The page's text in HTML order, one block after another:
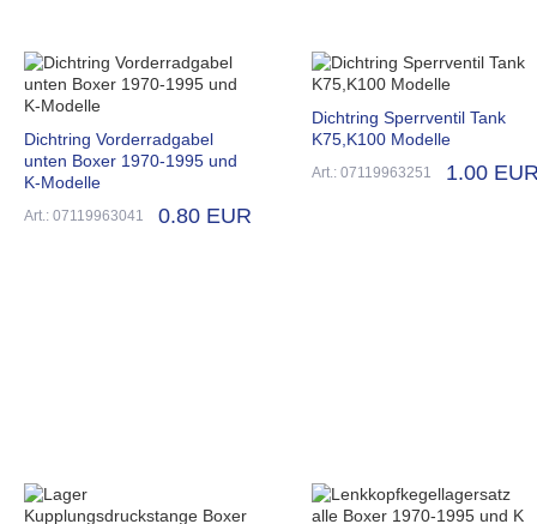
Dichtring Vorderradgabel
unten Boxer 1970-1995 und
K-Modelle
Art.: 07119963041 0.80 EUR
Dichtring Sperrventil Tank
K75,K100 Modelle
Art.: 07119963251 1.00